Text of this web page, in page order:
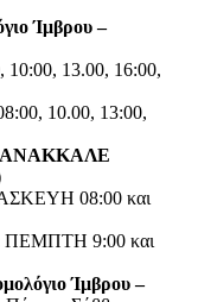
Ίμβρου –
10:00, 13.00, 16:00,
10.00, 13:00,
08:00 και
ΠΕΜΠΤΗ 9:00 και
Ίμβρου –